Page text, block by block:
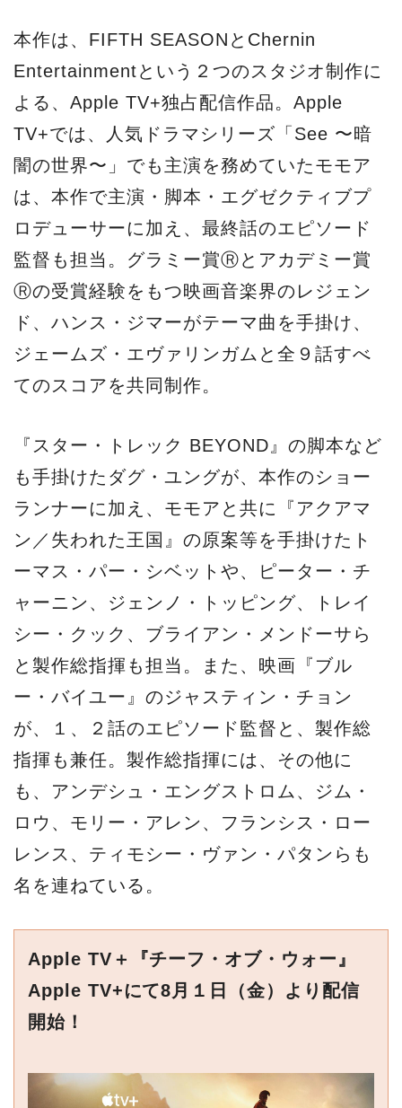
本作は、FIFTH SEASONとChernin
Entertainmentという２つのスタジオ制作に
よる、Apple TV+独占配信作品。Apple
TV+では、人気ドラマシリーズ「See 〜暗
闇の世界〜」でも主演を務めていたモモア
は、本作で主演・脚本・エグゼクティブプ
ロデューサーに加え、最終話のエピソード
監督も担当。グラミー賞Ⓡとアカデミー賞
Ⓡの受賞経験をもつ映画音楽界のレジェン
ド、ハンス・ジマーがテーマ曲を手掛け、
ジェームズ・エヴァリンガムと全９話すべ
てのスコアを共同制作。
『スター・トレック BEYOND』の脚本など
も手掛けたダグ・ユングが、本作のショー
ランナーに加え、モモアと共に『アクアマ
ン／失われた王国』の原案等を手掛けたト
ーマス・パー・シベットや、ピーター・チ
ャーニン、ジェンノ・トッピング、トレイ
シー・クック、ブライアン・メンドーサら
と製作総指揮も担当。また、映画『ブル
ー・バイユー』のジャスティン・チョン
が、１、２話のエピソード監督と、製作総
指揮も兼任。製作総指揮には、その他に
も、アンデシュ・エングストロム、ジム・
ロウ、モリー・アレン、フランシス・ロー
レンス、ティモシー・ヴァン・パタンらも
名を連ねている。
Apple TV＋『チーフ・オブ・ウォー』
Apple TV+にて8月１日（金）より配信
開始！